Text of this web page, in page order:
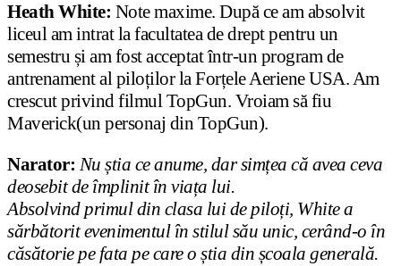
Heath White: Note maxime. După ce am absolvit
liceul am intrat la facultatea de drept pentru un
semestru și am fost acceptat într-un program de
antrenament al piloților la Forțele Aeriene USA. Am
crescut privind filmul TopGun. Vroiam să fiu
Maverick(un personaj din TopGun).
Narator: Nu știa ce anume, dar simțea că avea ceva
deosebit de împlinit în viața lui.
Absolvind primul din clasa lui de piloți, White a
sărbătorit evenimentul în stilul său unic, cerând-o în
căsătorie pe fata pe care o știa din școala generală.